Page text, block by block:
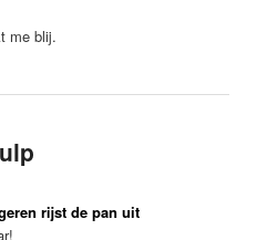
me blij.
rijst de pan uit